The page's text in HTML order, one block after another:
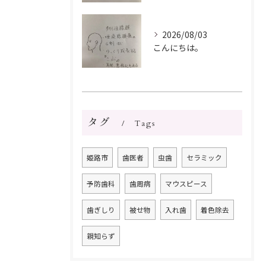
2026/08/03
こんにちは。
タグ Tags
姫路市 歯医者 虫歯 セラミック
予防歯科 歯周病 マウスピース
歯ぎしり 被せ物 入れ歯 着色除去
親知らず